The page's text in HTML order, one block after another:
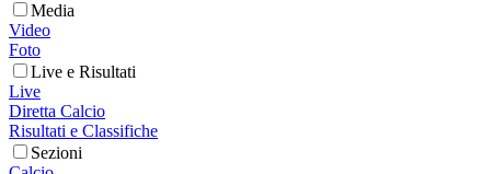
Media
Video
Foto
Live e Risultati
Live
Diretta Calcio
Risultati e Classifiche
Sezioni